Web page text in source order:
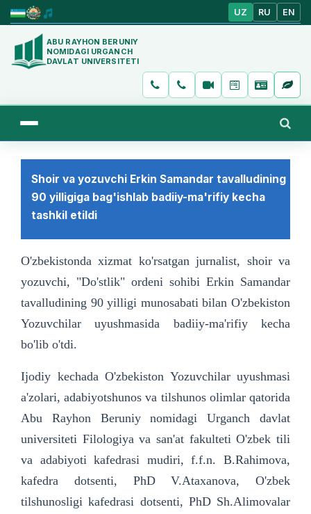
UZ RU EN
ABU RAYHON BERUNIY
NOMIDAGI URGANCH
DAVLAT UNIVERSITETI
Shoir va yozuvchi Erkin Samandar tavalludining
90 yilligiga bag'ishlab badiiy-ma'rifiy kecha
tashkil etildi
O'zbekistonda xizmat ko'rsatgan jurnalist, shoir va
yozuvchi, "Do'stlik" ordeni sohibi Erkin Samandar
tavalludining 90 yilligi munosabati bilan O'zbekiston
Yozuvchilar uyushmasida badiiy-ma'rifiy kecha
bo'lib o'tdi.
Ijodiy kechada O'zbekiston Yozuvchilar uyushmasi
a'zolari, adabiyotshunos va tilshunos olimlar qatorida
Abu Rayhon Beruniy nomidagi Urganch davlat
universiteti Filologiya va san'at fakulteti O'zbek tili
va adabiyoti kafedrasi mudiri, f.f.n. B.Rahimova,
kafedra dotsenti, PhD V.Ataxanova, O'zbek
tilshunosligi kafedrasi dotsenti, PhD Sh.Alimovalar